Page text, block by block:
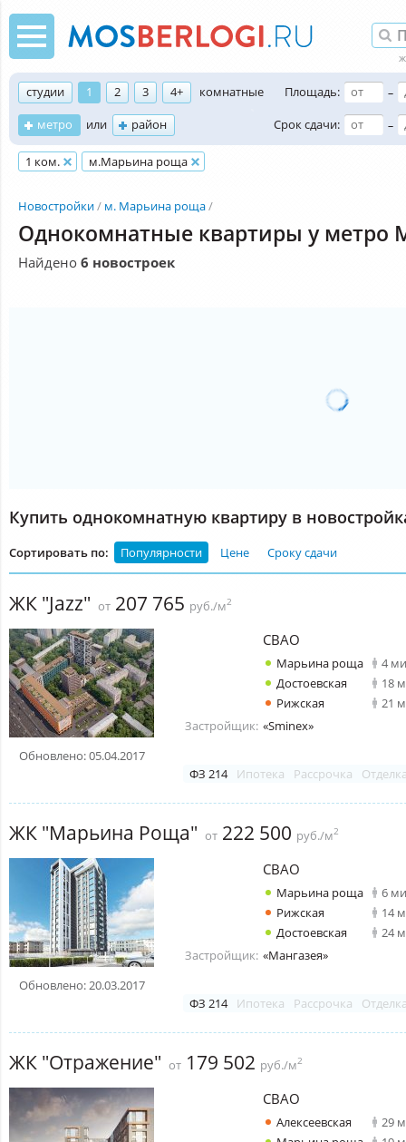
студии 1 2 3 4+
комнатные
метро
или район
Площадь:
–
Срок сдачи:
–
1 ком. м.Марьина роща
Новостройки м. Марьина роща
Однокомнатные квартиры у метро
Найдено 6 новостроек
Купить однокомнатную квартиру в
Сортировать по: Популярности Цене Сроку сдачи
ЖК "Jazz" от 207 765 руб./м2
Обновлено: 05.04.2017
СВАО
Марьина роща
4
Достоевская
18
Рижская
21
Застройщик: «Sminex»
ФЗ 214 Ипотека Рассрочка
ЖК "Марьина Роща" от 222 500 руб./м2
Обновлено: 20.03.2017
СВАО
Марьина роща
6
Рижская
14
Достоевская
24
Застройщик: «Мангазея»
ФЗ 214 Ипотека Рассрочка
ЖК "Отражение" от 179 502 руб./м2
СВАО
Алексеевская
29